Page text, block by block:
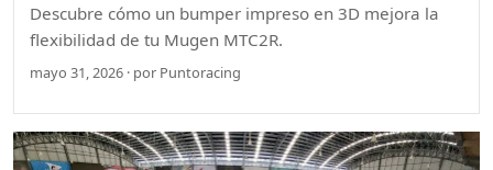
Descubre cómo un bumper impreso en 3D mejora la
flexibilidad de tu Mugen MTC2R.
mayo 31, 2026 · por Puntoracing